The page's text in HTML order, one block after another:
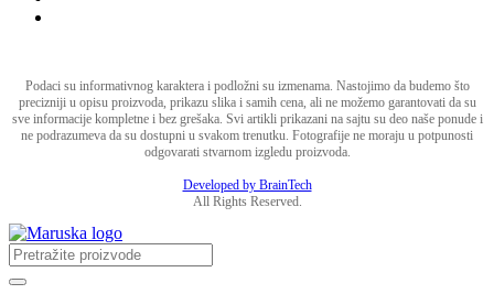
Podaci su informativnog karaktera i podložni su izmenama. Nastojimo da budemo što
precizniji u opisu proizvoda, prikazu slika i samih cena, ali ne možemo garantovati da su
sve informacije kompletne i bez grešaka. Svi artikli prikazani na sajtu su deo naše ponude i
ne podrazumeva da su dostupni u svakom trenutku. Fotografije ne moraju u potpunosti
odgovarati stvarnom izgledu proizvoda.
Developed by BrainTech
All Rights Reserved.